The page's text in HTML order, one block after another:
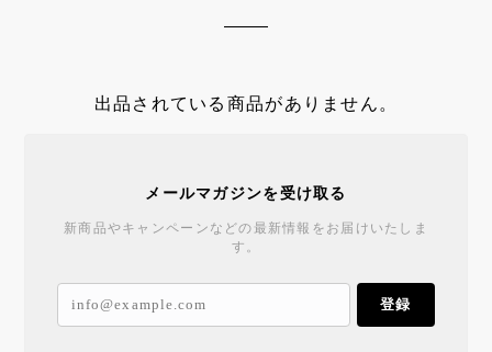
出品されている商品がありません。
メールマガジンを受け取る
新商品やキャンペーンなどの最新情報をお届けいたしま
す。
登録